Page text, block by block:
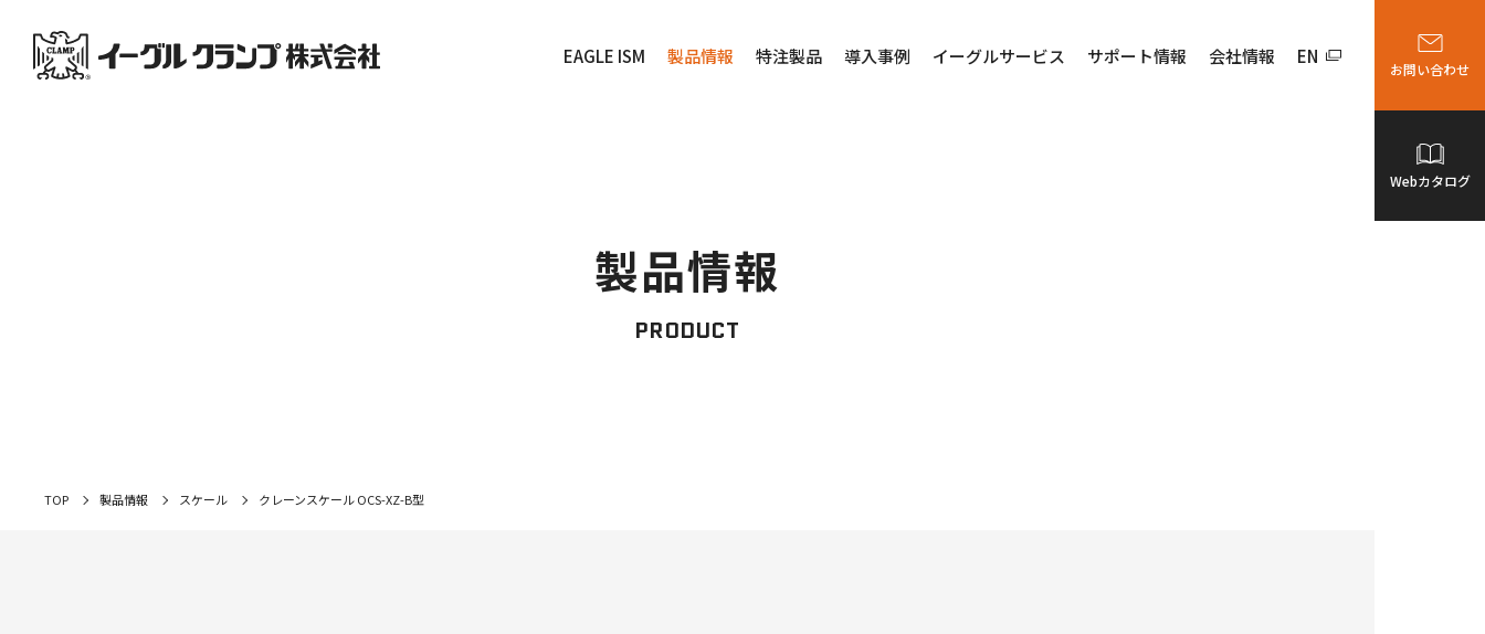
EAGLE ISM 製品情報 特注製品 導入事例 イーグルサービス サポート情報 会社情報 EN
お問い合わせ
Webカタログ
TOP 製品情報 スケール クレーンスケール OCS-XZ-B型
製品情報
PRODUCT